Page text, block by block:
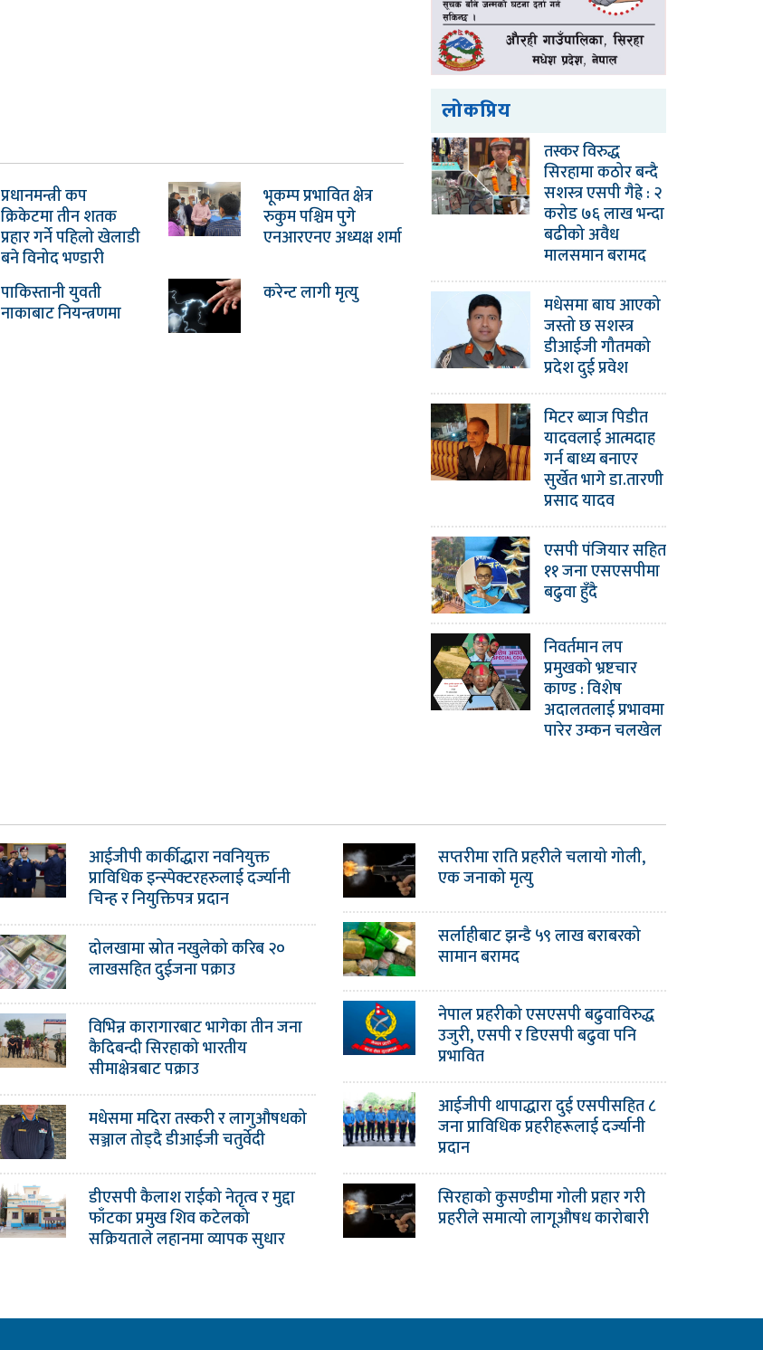
प्रधानमन्त्री कप
क्रिकेटमा तीन शतक
प्रहार गर्ने पहिलो खेलाडी
बने विनोद भण्डारी
भूकम्प प्रभावित क्षेत्र
रुकुम पश्चिम पुगे
एनआरएनए अध्यक्ष शर्मा
पाकिस्तानी युवती
नाकाबाट नियन्त्रणमा
करेन्ट लागी मृत्यु
लोकप्रिय
तस्कर विरुद्ध
सिरहामा कठोर बन्दै
सशस्त्र एसपी गैह्रे : २
करोड ७६ लाख भन्दा
बढीको अवैध
मालसमान बरामद
मधेसमा बाघ आएको
जस्तो छ सशस्त्र
डीआईजी गौतमको
प्रदेश दुई प्रवेश
मिटर ब्याज पिडीत
यादवलाई आत्मदाह
गर्न बाध्य बनाएर
सुर्खेत भागे डा.तारणी
प्रसाद यादव
एसपी पंजियार सहित
११ जना एसएसपीमा
बढुवा हुँदै
निवर्तमान लप
प्रमुखको भ्रष्टचार
काण्ड : विशेष
अदालतलाई प्रभावमा
पारेर उम्कन चलखेल
आईजीपी कार्कीद्धारा नवनियुक्त
प्राविधिक इन्स्पेक्टरहरुलाई दर्ज्यानी
चिन्ह र नियुक्तिपत्र प्रदान
दोलखामा स्रोत नखुलेको करिब २०
लाखसहित दुईजना पक्राउ
विभिन्न कारागारबाट भागेका तीन जना
कैदिबन्दी सिरहाको भारतीय
सीमाक्षेत्रबाट पक्राउ
मधेसमा मदिरा तस्करी र लागुऔषधको
सञ्जाल तोड्दै डीआईजी चतुर्वेदी
डीएसपी कैलाश राईको नेतृत्व र मुद्दा
फाँटका प्रमुख शिव कटेलको
सक्रियताले लहानमा व्यापक सुधार
सप्तरीमा राति प्रहरीले चलायो गोली,
एक जनाको मृत्यु
सर्लाहीबाट झन्डै ५९ लाख बराबरको
सामान बरामद
नेपाल प्रहरीको एसएसपी बढुवाविरुद्ध
उजुरी, एसपी र डिएसपी बढुवा पनि
प्रभावित
आईजीपी थापाद्धारा दुई एसपीसहित ८
जना प्राविधिक प्रहरीहरूलाई दर्ज्यानी
प्रदान
सिरहाको कुसण्डीमा गोली प्रहार गरी
प्रहरीले समात्यो लागूऔषध कारोबारी